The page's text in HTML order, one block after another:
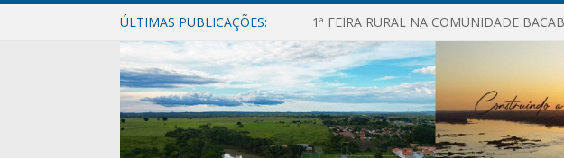
ÚLTIMAS PUBLICAÇÕES: 1ª FEIRA RURAL NA COMUNIDADE